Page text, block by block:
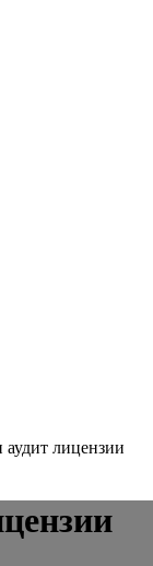
лицензии